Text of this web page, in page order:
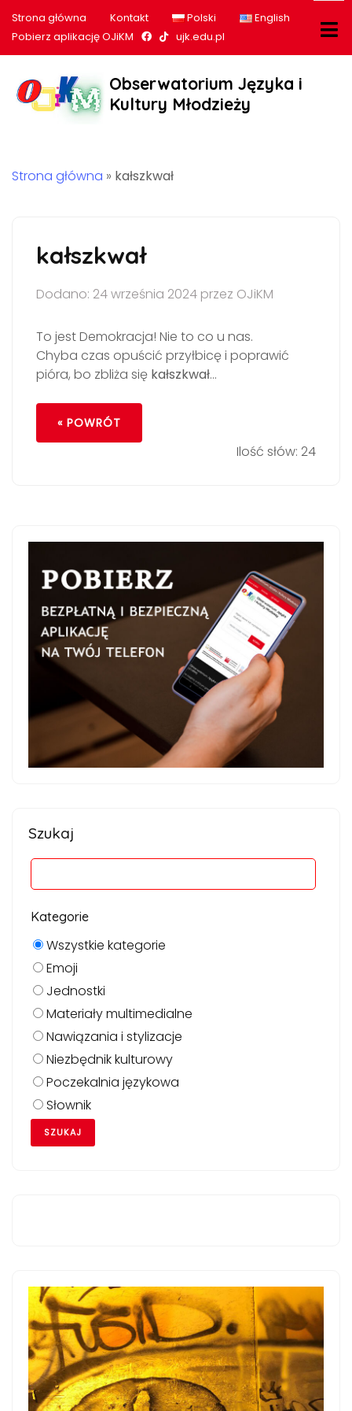
Strona główna Kontakt Polski
English
Pobierz aplikację OJiKM
Nasz profil na Facebook
Nasz profil na tiktok
ujk.edu.pl
Obserwatorium Języka i
Kultury Młodzieży
Strona główna » kałszkwał
kałszkwał
Dodano: 24 września 2024 przez OJiKM
To jest Demokracja! Nie to co u nas.
Chyba czas opuścić przyłbicę i poprawić
pióra, bo zbliża się kałszkwał…
« POWRÓT
Ilość słów: 24
Szukaj
Kategorie
Wszystkie kategorie
Emoji
Jednostki
Materiały multimedialne
Nawiązania i stylizacje
Niezbędnik kulturowy
Poczekalnia językowa
Słownik